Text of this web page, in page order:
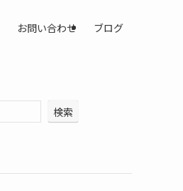
お問い合わせ ブログ
検索